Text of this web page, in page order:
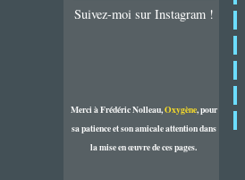
Suivez-moi sur Instagram !
Merci à Frédéric Nolleau,Oxygène, pour
sa patience et son amicale attention dans
la mise en œuvre de ces pages.